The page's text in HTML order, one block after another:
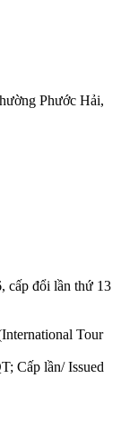
Phước Hải,
cấp đổi lần thứ 13
Tour
Cấp lần/ Issued